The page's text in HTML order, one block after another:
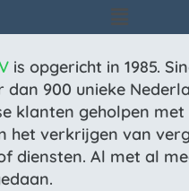
is opgericht in 1985.
dan 900 unieke
klanten geholpen
het verkrijgen van
diensten. Al met al